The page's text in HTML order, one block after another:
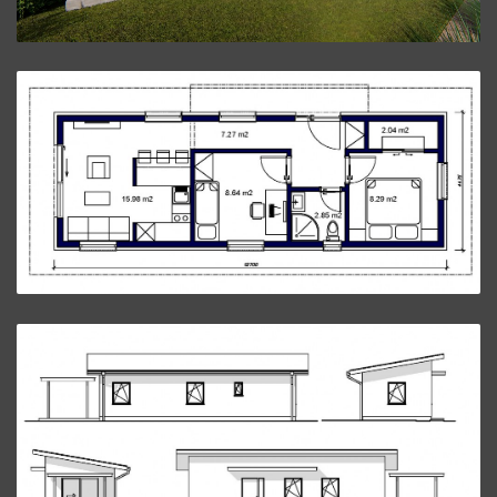
Bungalov L42.
ZVÄČŠIŤ
Bungalov L42.
ZVÄČŠIŤ